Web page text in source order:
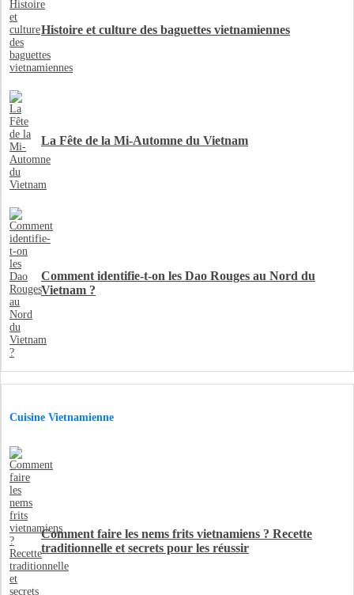
Histoire et culture des baguettes vietnamiennes
La Fête de la Mi-Automne du Vietnam
Comment identifie-t-on les Dao Rouges au Nord du
Vietnam ?
Cuisine Vietnamienne
Comment faire les nems frits vietnamiens ? Recette
traditionnelle et secrets pour les réussir